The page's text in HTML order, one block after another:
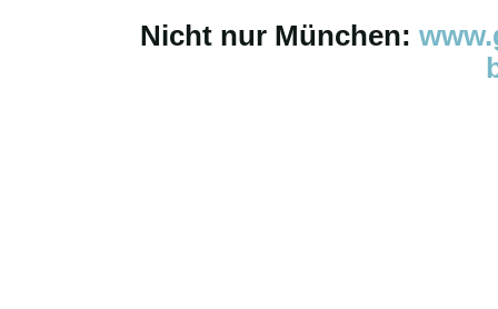
Nicht nur München: